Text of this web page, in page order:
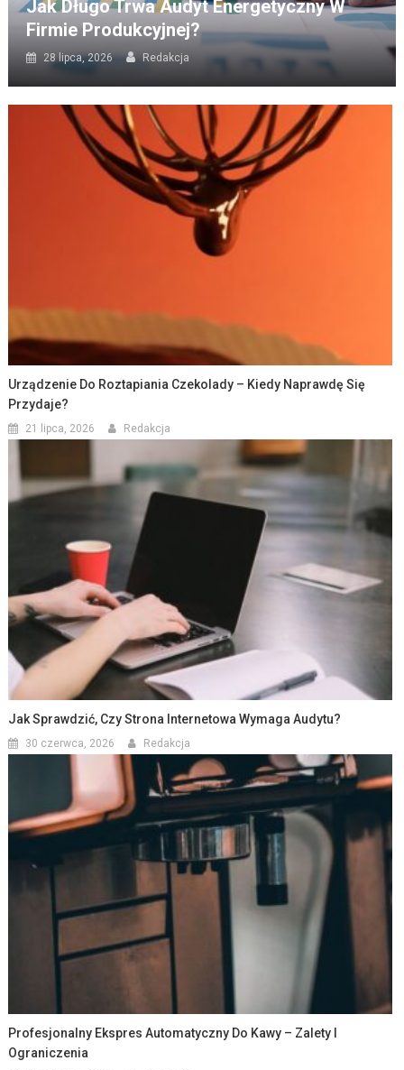
Jak Długo Trwa Audyt Energetyczny W
Firmie Produkcyjnej?
28 lipca, 2026 Redakcja
Urządzenie Do Roztapiania Czekolady – Kiedy Naprawdę Się
Przydaje?
21 lipca, 2026 Redakcja
Jak Sprawdzić, Czy Strona Internetowa Wymaga Audytu?
30 czerwca, 2026 Redakcja
Profesjonalny Ekspres Automatyczny Do Kawy – Zalety I
Ograniczenia